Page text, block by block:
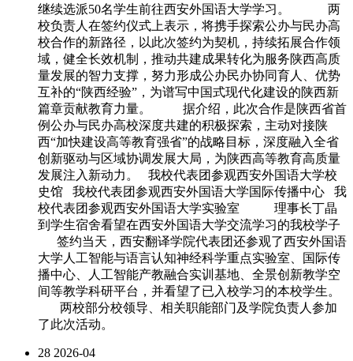
继续选派50名学生前往西安外国语大学学习。 两
校负责人在签约仪式上表示，将携手探索公办与民办高
校合作的新路径，以此次签约为契机，持续拓展合作领
域，健全长效机制，推动共建成果转化为服务陕西高质
量发展的智力支撑，努力形成公办民办协同育人、优势
互补的“陕西经验”，为谱写中国式现代化建设的陕西新
篇章贡献教育力量。 据介绍，此次合作是陕西省首
例公办与民办高校深度共建的积极探索，主动对接陕
西“加快建设高等教育强省”的战略目标，深度融入全省
创新驱动与区域协调发展大局，为陕西高等教育高质量
发展注入新动力。 我校代表团参观西安外国语大学校
史馆 我校代表团参观西安外国语大学国际传播中心 我
校代表团参观西安外国语大学实验室 理事长丁晶
到学生宿舍看望在西安外国语大学交流学习的我校学子
签约当天，西安翻译学院代表团还参观了西安外国语
大学人工智能与语言认知神经科学重点实验室、国际传
播中心、人工智能产教融合实训基地、全景创新教学空
间等教学科研平台，并看望了已入校学习的本校学生。
两校部分校领导、相关职能部门及学院负责人参加
了此次活动。
28 2026-04